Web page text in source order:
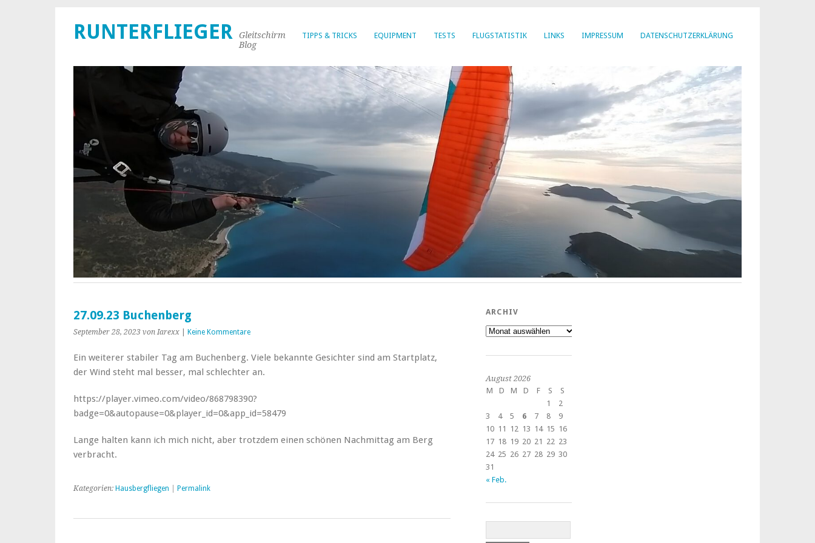
TIPPS & TRICKS EQUIPMENT TESTS FLUGSTATISTIK LINKS IMPRESSUM DATENSCHUTZERKLÄRUNG
RUNTERFLIEGER
Gleitschirm
Blog
27.09.23 Buchenberg
September 28, 2023 von Iarexx Keine Kommentare
Ein weiterer stabiler Tag am Buchenberg. Viele bekannte Gesichter sind am Startplatz,
der Wind steht mal besser, mal schlechter an.
https://player.vimeo.com/video/868798390?
badge=0&autopause=0&player_id=0&app_id=58479
Lange halten kann ich mich nicht, aber trotzdem einen schönen Nachmittag am Berg
verbracht.
Kategorien: Hausbergfliegen Permalink
ARCHIV
Archiv
August 2026
M
D M D F S
S
1
2
3
4 5 6 7 8
9
10 11 12 13 14 15 16
17 18 19 20 21 22 23
24 25 26 27 28 29 30
31
« Feb.